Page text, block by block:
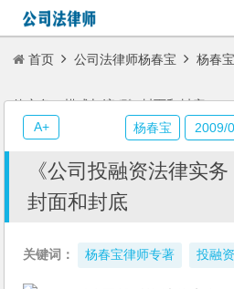
首页 公司法律师杨春宝 杨春
律实务：模式与流程》封面和封底
《公司投融资法律实务
封面和封底
关键词： 杨春宝律师专著 投融
杨春宝 2009/
A+